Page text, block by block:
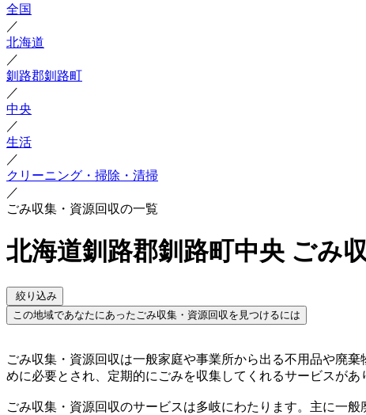
全国
／
北海道
／
釧路郡釧路町
／
中央
／
生活
／
クリーニング・掃除・清掃
／
ごみ収集・資源回収の一覧
北海道釧路郡釧路町中央 ごみ
絞り込み
この地域であなたにあったごみ収集・資源回収を見つけるには
ごみ収集・資源回収は一般家庭や事業所から出る不用品や廃
めに必要とされ、定期的にごみを収集してくれるサービスがあ
ごみ収集・資源回収のサービスは多岐にわたります。主に一